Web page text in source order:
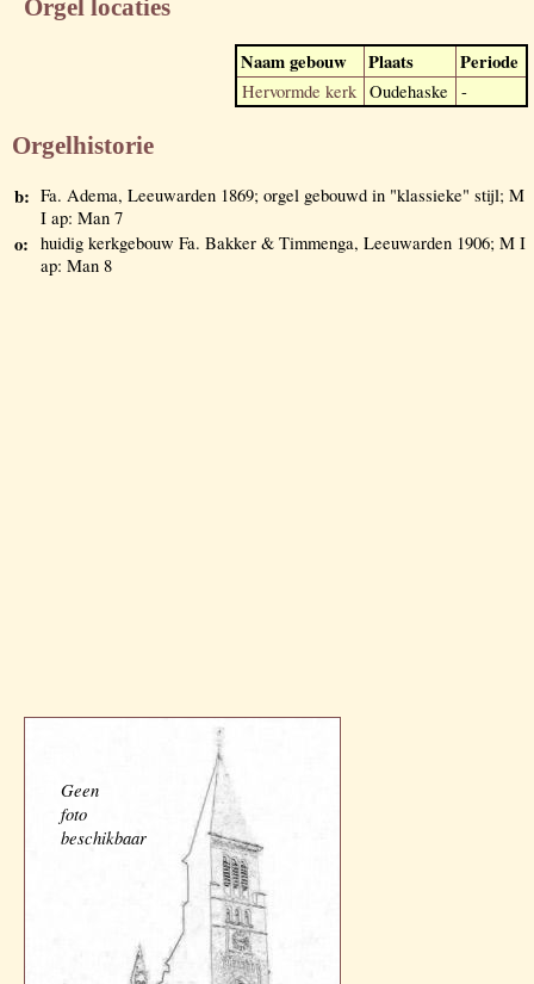
Orgel locaties
Naam gebouw Plaats Periode
Hervormde kerk Oudehaske -
Orgelhistorie
b: Fa. Adema, Leeuwarden 1869; orgel gebouwd in "klassieke" stijl; M
I ap: Man 7
o: huidig kerkgebouw Fa. Bakker & Timmenga, Leeuwarden 1906; M I
ap: Man 8
Geen
foto
beschikbaar